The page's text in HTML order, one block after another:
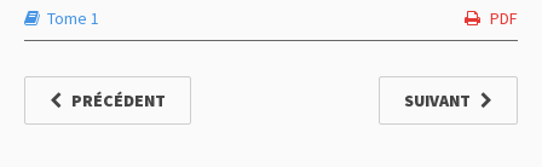
Tome 1 PDF
PRÉCÉDENT SUIVANT